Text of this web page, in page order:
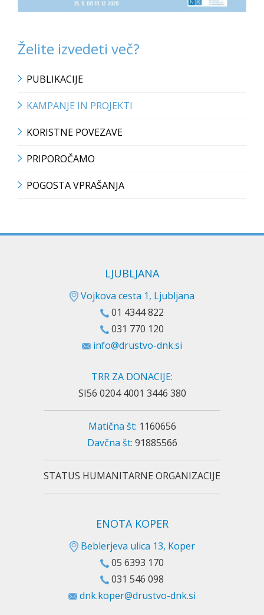
Želite izvedeti več?
PUBLIKACIJE
KAMPANJE IN PROJEKTI
KORISTNE POVEZAVE
PRIPOROČAMO
POGOSTA VPRAŠANJA
LJUBLJANA
Vojkova cesta 1, Ljubljana
01 4344 822
031 770 120
info@drustvo-dnk.si
TRR ZA DONACIJE:
SI56 0204 4001 3446 380
Matična št: 1160656
Davčna št: 91885566
STATUS HUMANITARNE ORGANIZACIJE
ENOTA KOPER
Beblerjeva ulica 13, Koper
05 6393 170
031 546 098
dnk.koper@drustvo-dnk.si